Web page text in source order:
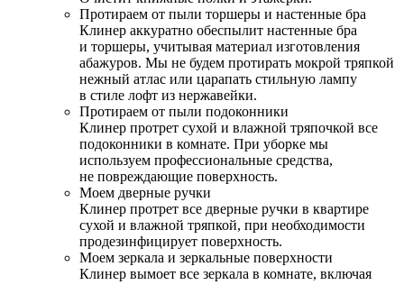
Протираем от пыли торшеры и настенные бра
Клинер аккуратно обеспылит настенные бра
и торшеры, учитывая материал изготовления
абажуров. Мы не будем протирать мокрой тряпкой
нежный атлас или царапать стильную лампу
в стиле лофт из нержавейки.
Протираем от пыли подоконники
Клинер протрет сухой и влажной тряпочкой все
подоконники в комнате. При уборке мы
используем профессиональные средства,
не повреждающие поверхность.
Моем дверные ручки
Клинер протрет все дверные ручки в квартире
сухой и влажной тряпкой, при необходимости
продезинфицирует поверхность.
Моем зеркала и зеркальные поверхности
Клинер вымоет все зеркала в комнате, включая